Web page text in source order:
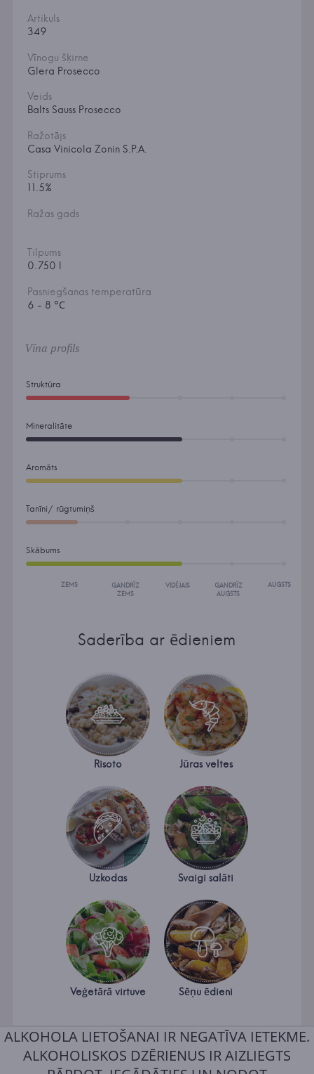
Artikuls
349
Vīnogu šķirne
Glera Prosecco
Veids
Balts Sauss Prosecco
Ražotājs
Casa Vinicola Zonin S.P.A.
Stiprums
11.5%
Ražas gads
Tilpums
0.750 l
Pasniegšanas temperatūra
6 - 8 °С
Vīna profils
Struktūra
Mineralitāte
Aromāts
Tanīni/ rūgtumiņš
Skābums
ZEMS
GANDRĪZ
ZEMS
VIDĒJAIS
GANDRĪZ
AUGSTS
AUGSTS
Saderība ar ēdieniem
Risoto Jūras veltes
Uzkodas Svaigi salāti
Veģetārā virtuve Sēņu ēdieni
ALKOHOLA LIETOŠANAI IR NEGATĪVA IETEKME.
ALKOHOLISKOS DZĒRIENUS IR AIZLIEGTS